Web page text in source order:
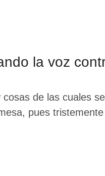
la voz
de las cuales
pues
las mujeres, un